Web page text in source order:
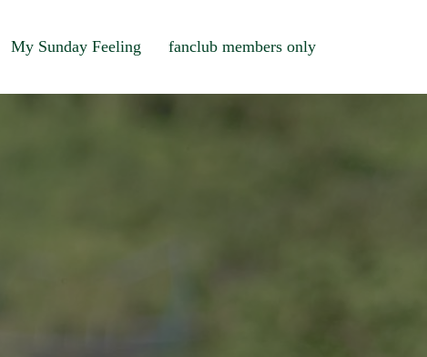
My Sunday Feeling fanclub members only